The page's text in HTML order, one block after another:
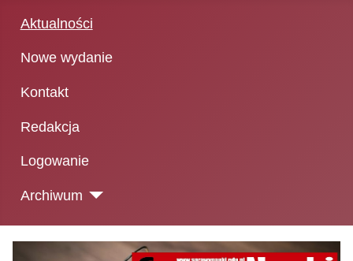
Aktualności
Nowe wydanie
Kontakt
Redakcja
Logowanie
Archiwum